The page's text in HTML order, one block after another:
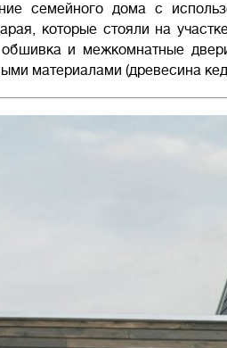
семейного дома с
которые стояли на
и межкомнатные
материалами (древесина